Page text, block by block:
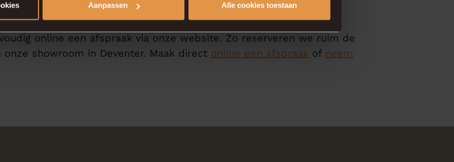
Aanpassen Alle cookies toestaan
uw vloer wensen bespreken voor uw nieuwe woning in
online een afspraak via onze website. Zo reserveren we ruim de
showroom in Deventer. Maak direct online een afspraak of neem